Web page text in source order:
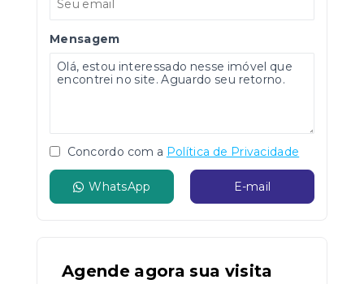
Mensagem
Concordo com a Política de Privacidade
WhatsApp E-mail
Agende agora sua visita